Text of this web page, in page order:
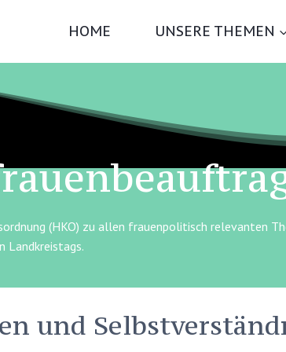
HOME UNSERE THEMEN
(HKO) zu allen frauenpolitisch relevanten
Landkreistags.
und